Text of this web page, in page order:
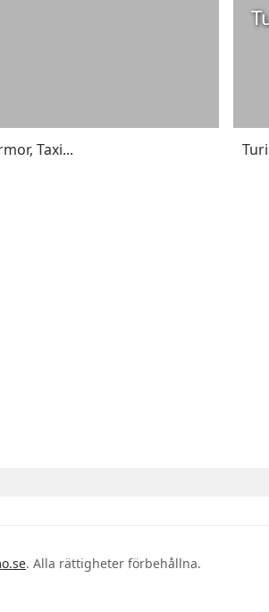
, Taxi...
. Alla rättigheter förbehållna.